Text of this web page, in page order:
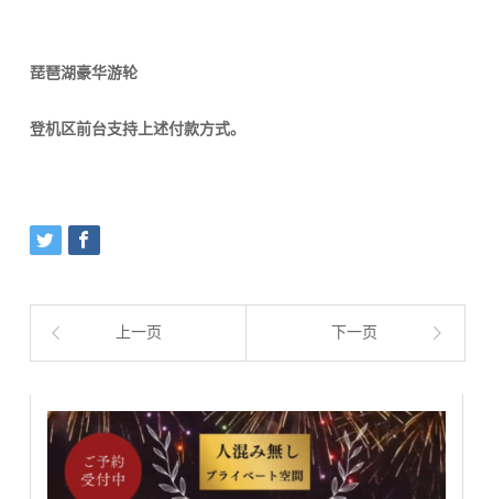
琵琶湖豪华游轮
登机区前台支持上述付款方式。
上一页 下一页